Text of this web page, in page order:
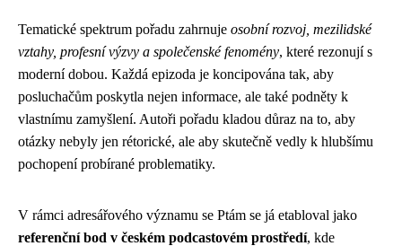
Tematické spektrum pořadu zahrnuje osobní rozvoj, mezilidské
vztahy, profesní výzvy a společenské fenomény, které rezonují s
moderní dobou. Každá epizoda je koncipována tak, aby
posluchačům poskytla nejen informace, ale také podněty k
vlastnímu zamyšlení. Autoři pořadu kladou důraz na to, aby
otázky nebyly jen rétorické, ale aby skutečně vedly k hlubšímu
pochopení probírané problematiky.
V rámci adresářového významu se Ptám se já etabloval jako
referenční bod v českém podcastovém prostředí, kde